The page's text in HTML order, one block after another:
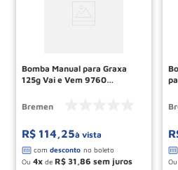
Bomba Manual para Graxa
125g Vai e Vem 9760
Bremen
R$ 114,25à vista
Ou 4 de R$ 31 86 Ou